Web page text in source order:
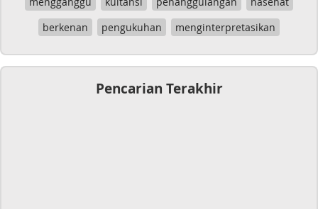
berkenan
pengukuhan menginterpretasikan
Pencarian Terakhir